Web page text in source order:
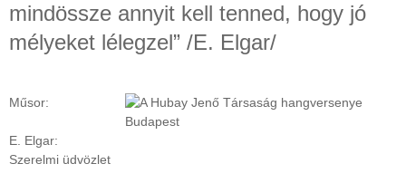
mindössze annyit kell tenned, hogy jó
mélyeket lélegzel” /E. Elgar/
Műsor:
E. Elgar:
Szerelmi üdvözlet